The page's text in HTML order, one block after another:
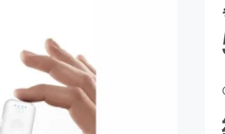
ビューティー
CAMPFIRE for Social Good
CAMPFIREふるさと納税